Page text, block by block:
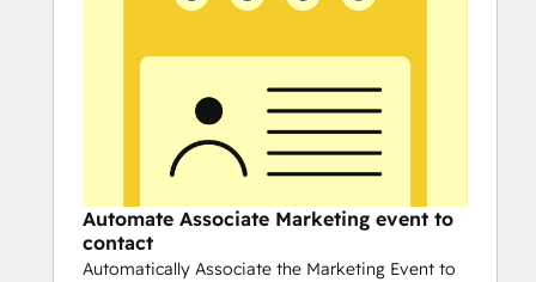
Automate Associate Marketing event to
contact
Automatically Associate the Marketing Event to